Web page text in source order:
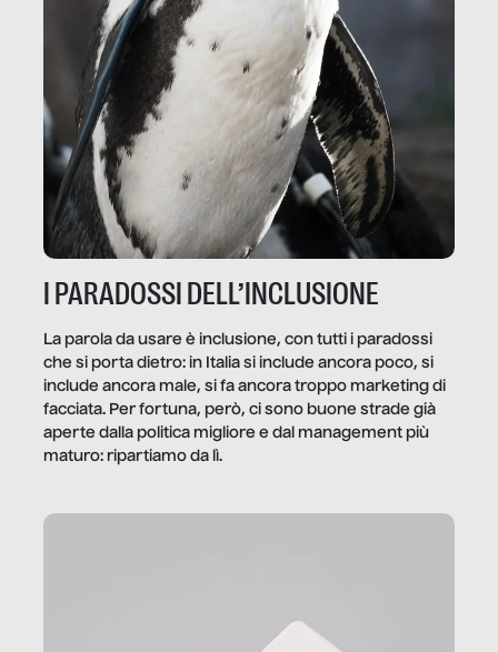
I PARADOSSI DELL’INCLUSIONE
La parola da usare è inclusione, con tutti i paradossi
che si porta dietro: in Italia si include ancora poco, si
include ancora male, si fa ancora troppo marketing di
facciata. Per fortuna, però, ci sono buone strade già
aperte dalla politica migliore e dal management più
maturo: ripartiamo da lì.